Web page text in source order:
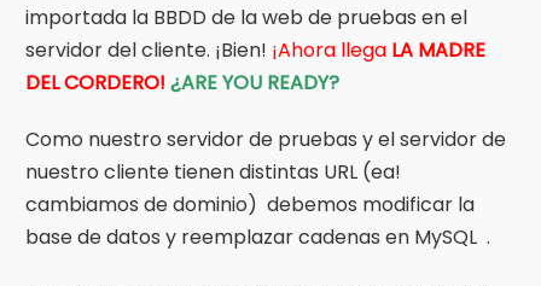
importada la BBDD de la web de pruebas en el
servidor del cliente. ¡Bien! ¡Ahora llega LA MADRE
DEL CORDERO!¿ARE YOU READY?
Como nuestro servidor de pruebas y el servidor de
nuestro cliente tienen distintas URL (ea!
cambiamos de dominio) debemos modificar la
base de datos y reemplazar cadenas en MySQL .